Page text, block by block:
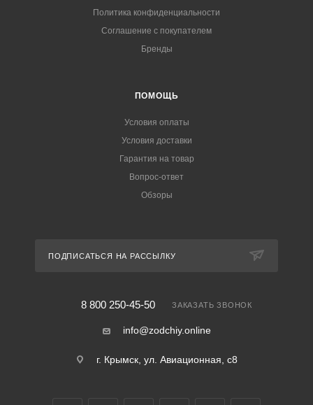
Политика конфиденциальности
Соглашение с покупателем
Бренды
ПОМОЩЬ
Условия оплаты
Условия доставки
Гарантия на товар
Вопрос-ответ
Обзоры
ПОДПИСАТЬСЯ НА РАССЫЛКУ
8 800 250-45-50 ЗАКАЗАТЬ ЗВОНОК
info@zodchiy.online
г. Крымск, ул. Авиационная, с8